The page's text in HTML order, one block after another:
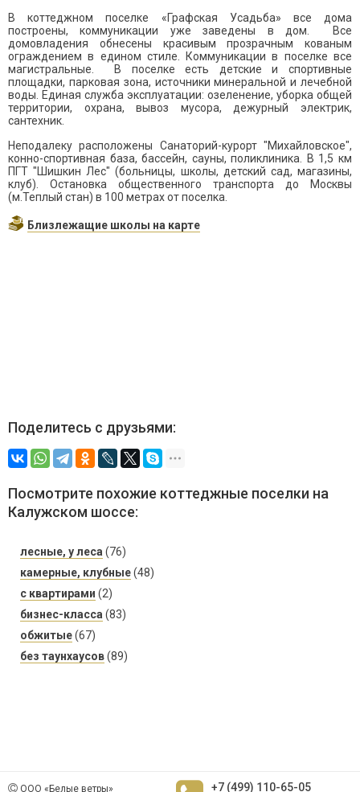
В коттеджном поселке «Графская Усадьба» все дома
построены, коммуникации уже заведены в дом. Все
домовладения обнесены красивым прозрачным кованым
ограждением в едином стиле. Коммуникации в поселке все
магистральные. В поселке есть детские и спортивные
площадки, парковая зона, источники минеральной и лечебной
воды. Единая служба эксплуатации: озеленение, уборка общей
территории, охрана, вывоз мусора, дежурный электрик,
сантехник.
Неподалеку расположены Санаторий-курорт "Михайловское",
конно-спортивная база, бассейн, сауны, поликлиника. В 1,5 км
ПГТ "Шишкин Лес" (больницы, школы, детский сад, магазины,
клуб). Остановка общественного транспорта до Москвы
(м.Теплый стан) в 100 метрах от поселка.
Близлежащие школы на карте
Поделитесь с друзьями:
Посмотрите похожие коттеджные поселки на
Калужском шоссе:
лесные, у леса (76)
камерные, клубные(48)
с квартирами (2)
бизнес-класса (83)
обжитые(67)
без таунхаусов(89)
ООО «Белые ветры» +7 (499) 110-65-05